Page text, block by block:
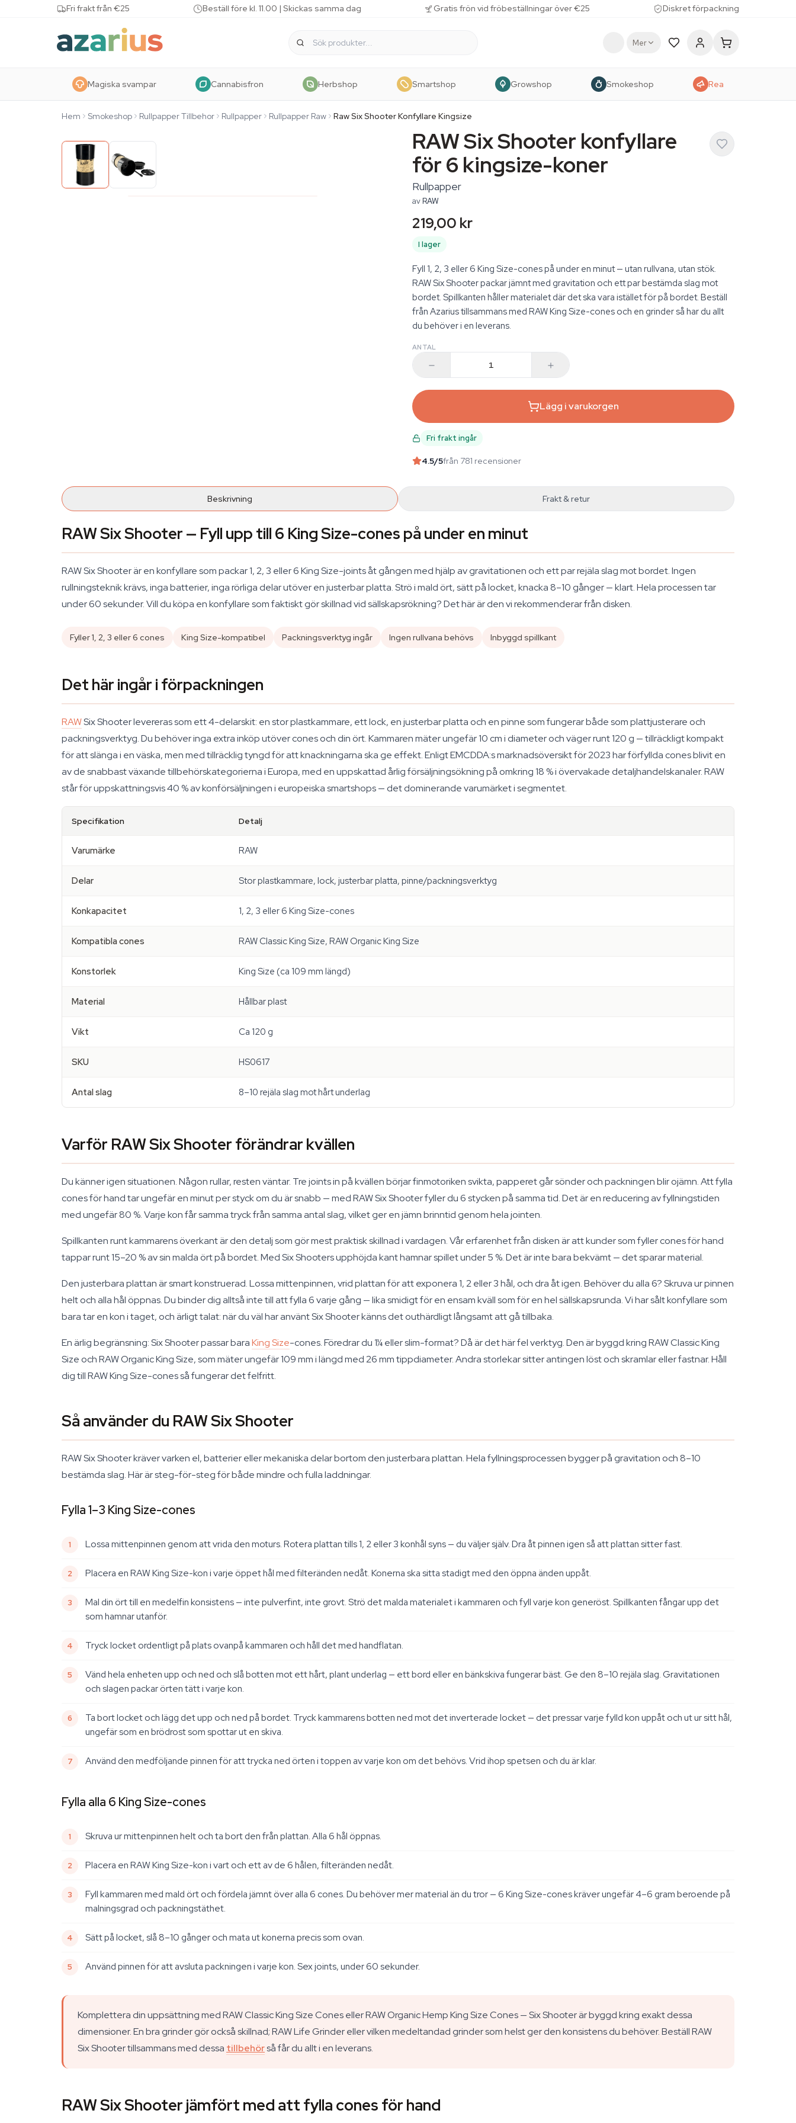
Skip to contentFri frakt från €25 Beställ före kl. 11.00 | Skickas samma dag Gratis frön vid fröbeställningar över €25 Diskret förpackning
Mer
Magiska svampar Cannabisfron Herbshop Smartshop Growshop Smokeshop Rea
Hem Smokeshop Rullpapper Tillbehor Rullpapper Rullpapper Raw Raw Six Shooter Konfyllare Kingsize
RAW Six Shooter konfyllare
för 6 kingsize-koner
Rullpapper
avRAW
219,00 kr
I lager
Fyll 1, 2, 3 eller 6 King Size-cones på under en minut — utan rullvana, utan stök.
RAW Six Shooter packar jämnt med gravitation och ett par bestämda slag mot
bordet. Spillkanten håller materialet där det ska vara istället för på bordet. Beställ
från Azarius tillsammans med RAW King Size-cones och en grinder så har du allt
du behöver i en leverans.
ANTAL
Lägg i varukorgen
Fri frakt ingår
4.5/5från 781 recensioner
Beskrivning Frakt & retur
RAW Six Shooter — Fyll upp till 6 King Size-cones på under en minut
RAW Six Shooter är en konfyllare som packar 1, 2, 3 eller 6 King Size-joints åt gången med hjälp av gravitationen och ett par rejäla slag mot bordet. Ingen
rullningsteknik krävs, inga batterier, inga rörliga delar utöver en justerbar platta. Strö i mald ört, sätt på locket, knacka 8–10 gånger — klart. Hela processen tar
under 60 sekunder. Vill du köpa en konfyllare som faktiskt gör skillnad vid sällskapsrökning? Det här är den vi rekommenderar från disken.
Fyller 1, 2, 3 eller 6 cones King Size-kompatibel Packningsverktyg ingår Ingen rullvana behövs Inbyggd spillkant
Det här ingår i förpackningen
RAWSix Shooter levereras som ett 4-delarskit: en stor plastkammare, ett lock, en justerbar platta och en pinne som fungerar både som plattjusterare och
packningsverktyg. Du behöver inga extra inköp utöver cones och din ört. Kammaren mäter ungefär 10 cm i diameter och väger runt 120 g — tillräckligt kompakt
för att slänga i en väska, men med tillräcklig tyngd för att knackningarna ska ge effekt. Enligt EMCDDA:s marknadsöversikt för 2023 har förfyllda cones blivit en
av de snabbast växande tillbehörskategorierna i Europa, med en uppskattad årlig försäljningsökning på omkring 18 % i övervakade detaljhandelskanaler. RAW
står för uppskattningsvis 40 % av konförsäljningen i europeiska smartshops — det dominerande varumärket i segmentet.
Specifikation Detalj
Varumärke RAW
Delar Stor plastkammare, lock, justerbar platta, pinne/packningsverktyg
Konkapacitet 1, 2, 3 eller 6 King Size-cones
Kompatibla cones RAW Classic King Size, RAW Organic King Size
Konstorlek King Size (ca 109 mm längd)
Material Hållbar plast
Vikt Ca 120 g
SKU HS0617
Antal slag 8–10 rejäla slag mot hårt underlag
Varför RAW Six Shooter förändrar kvällen
Du känner igen situationen. Någon rullar, resten väntar. Tre joints in på kvällen börjar finmotoriken svikta, papperet går sönder och packningen blir ojämn. Att fylla
cones för hand tar ungefär en minut per styck om du är snabb — med RAW Six Shooter fyller du 6 stycken på samma tid. Det är en reducering av fyllningstiden
med ungefär 80 %. Varje kon får samma tryck från samma antal slag, vilket ger en jämn brinntid genom hela jointen.
Spillkanten runt kammarens överkant är den detalj som gör mest praktisk skillnad i vardagen. Vår erfarenhet från disken är att kunder som fyller cones för hand
tappar runt 15–20 % av sin malda ört på bordet. Med Six Shooters upphöjda kant hamnar spillet under 5 %. Det är inte bara bekvämt — det sparar material.
Den justerbara plattan är smart konstruerad. Lossa mittenpinnen, vrid plattan för att exponera 1, 2 eller 3 hål, och dra åt igen. Behöver du alla 6? Skruva ur pinnen
helt och alla hål öppnas. Du binder dig alltså inte till att fylla 6 varje gång — lika smidigt för en ensam kväll som för en hel sällskapsrunda. Vi har sålt konfyllare som
bara tar en kon i taget, och ärligt talat: när du väl har använt Six Shooter känns det outhärdligt långsamt att gå tillbaka.
En ärlig begränsning: Six Shooter passar baraKing Size-cones. Föredrar du 1¼ eller slim-format? Då är det här fel verktyg. Den är byggd kring RAW Classic King
Size och RAW Organic King Size, som mäter ungefär 109 mm i längd med 26 mm tippdiameter. Andra storlekar sitter antingen löst och skramlar eller fastnar. Håll
dig till RAW King Size-cones så fungerar det felfritt.
Så använder du RAW Six Shooter
RAW Six Shooter kräver varken el, batterier eller mekaniska delar bortom den justerbara plattan. Hela fyllningsprocessen bygger på gravitation och 8–10
bestämda slag. Här är steg-för-steg för både mindre och fulla laddningar.
Fylla 1–3 King Size-cones
Lossa mittenpinnen genom att vrida den moturs. Rotera plattan tills 1, 2 eller 3 konhål syns — du väljer själv. Dra åt pinnen igen så att plattan sitter fast.
Placera en RAW King Size-kon i varje öppet hål med filteränden nedåt. Konerna ska sitta stadigt med den öppna änden uppåt.
Mal din ört till en medelfin konsistens — inte pulverfint, inte grovt. Strö det malda materialet i kammaren och fyll varje kon generöst. Spillkanten fångar upp det
som hamnar utanför.
Tryck locket ordentligt på plats ovanpå kammaren och håll det med handflatan.
Vänd hela enheten upp och ned och slå botten mot ett hårt, plant underlag — ett bord eller en bänkskiva fungerar bäst. Ge den 8–10 rejäla slag. Gravitationen
och slagen packar örten tätt i varje kon.
Ta bort locket och lägg det upp och ned på bordet. Tryck kammarens botten ned mot det inverterade locket — det pressar varje fylld kon uppåt och ut ur sitt hål,
ungefär som en brödrost som spottar ut en skiva.
Använd den medföljande pinnen för att trycka ned örten i toppen av varje kon om det behövs. Vrid ihop spetsen och du är klar.
Fylla alla 6 King Size-cones
Skruva ur mittenpinnen helt och ta bort den från plattan. Alla 6 hål öppnas.
Placera en RAW King Size-kon i vart och ett av de 6 hålen, filteränden nedåt.
Fyll kammaren med mald ört och fördela jämnt över alla 6 cones. Du behöver mer material än du tror — 6 King Size-cones kräver ungefär 4–6 gram beroende på
malningsgrad och packningstäthet.
Sätt på locket, slå 8–10 gånger och mata ut konerna precis som ovan.
Använd pinnen för att avsluta packningen i varje kon. Sex joints, under 60 sekunder.
Komplettera din uppsättning med RAW Classic King Size Cones eller RAW Organic Hemp King Size Cones — Six Shooter är byggd kring exakt dessa
dimensioner. En bra grinder gör också skillnad; RAW Life Grinder eller vilken medeltandad grinder som helst ger den konsistens du behöver. Beställ RAW
Six Shooter tillsammans med dessa tillbehörså får du allt i en leverans.
RAW Six Shooter jämfört med att fylla cones för hand